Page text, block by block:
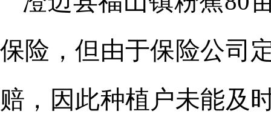
保险，但由于保险公司
赔，因此种植户未能及